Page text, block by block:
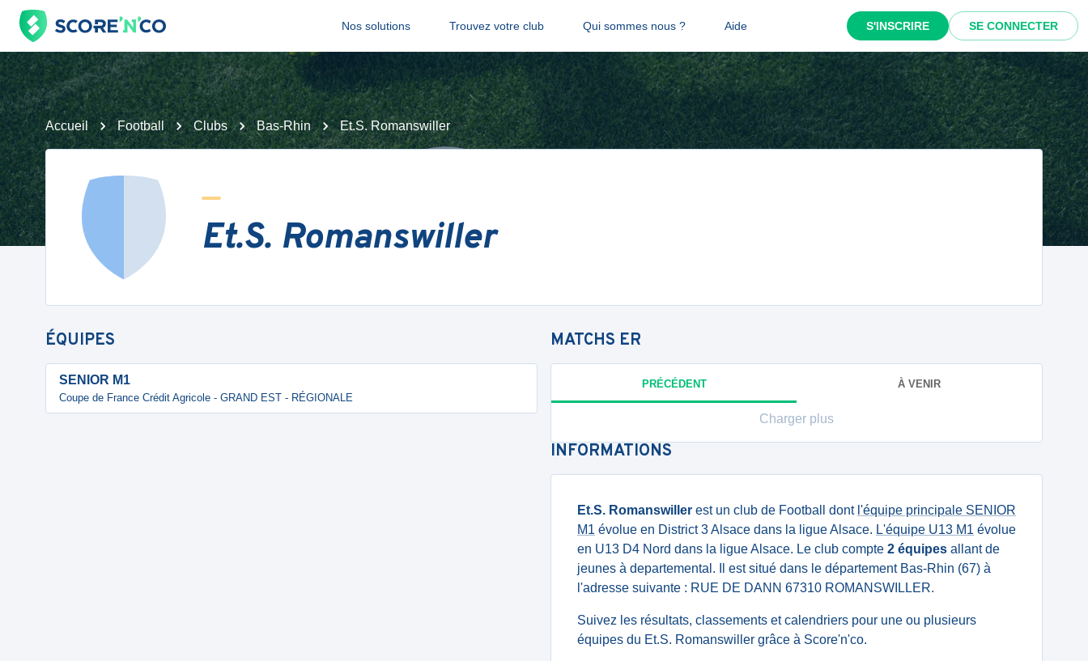
Nos solutions Trouvez votre club Qui sommes nous ? Aide S'INSCRIRE SE CONNECTER
Accueil Football Clubs Bas-Rhin Et.S. Romanswiller
Et.S. Romanswiller
ÉQUIPES
SENIOR M1
Coupe de France Crédit Agricole - GRAND EST - RÉGIONALE
MATCHS ER
PRÉCÉDENT À VENIR
Charger plus
INFORMATIONS
Et.S. Romanswiller est un club de Football dont l'équipe principale SENIOR
M1 évolue en District 3 Alsace dans la ligue Alsace. L'équipe U13 M1 évolue
en U13 D4 Nord dans la ligue Alsace. Le club compte 2 équipes allant de
jeunes à departemental. Il est situé dans le département Bas-Rhin (67) à
l'adresse suivante : RUE DE DANN 67310 ROMANSWILLER.
Suivez les résultats, classements et calendriers pour une ou plusieurs
équipes du Et.S. Romanswiller grâce à Score'n'co.